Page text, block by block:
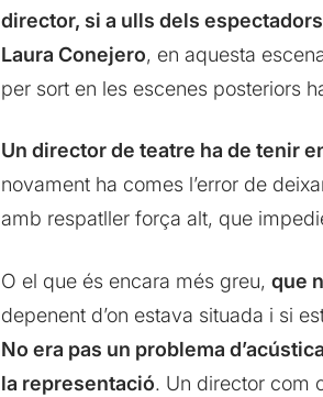
director, si a ulls dels
Laura Conejero, en aquesta
per sort en les escenes posteriors
Un director de teatre ha de tenir
novament ha comes l’error de
amb respatller força alt, que
O el que és encara més greu, que
depenent d’on estava situada i si
No era pas un problema
la representació. Un director com